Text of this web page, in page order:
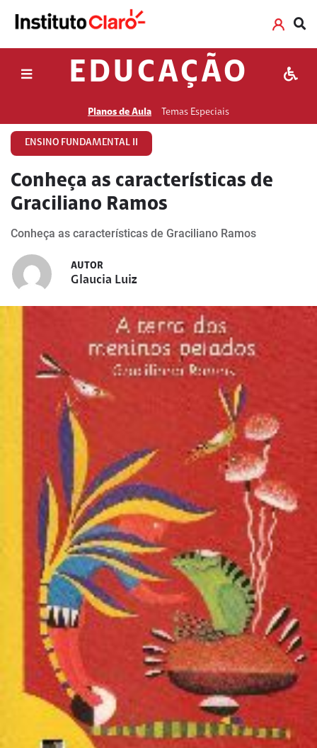
EDUCAÇÃO
Planos de Aula Temas Especiais
ENSINO FUNDAMENTAL II
Conheça as características de
Graciliano Ramos
Conheça as características de Graciliano Ramos
AUTOR
Glaucia Luiz